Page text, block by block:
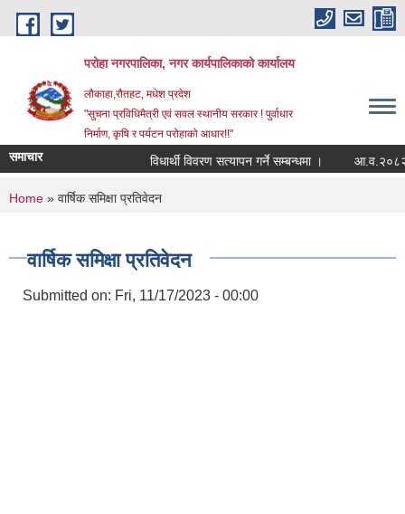
Skip to main content
परोहा नगरपालिका, नगर कार्यपालिकाको कार्यालय
लौकाहा,रौतहट, मधेश प्रदेश
"सुचना प्रविधिमैत्री एवं सवल स्थानीय सरकार ! पुर्वाधार
निर्माण, कृषि र पर्यटन परोहाको आधार!!"
समाचार विधार्थी विवरण सत्यापन गर्ने सम्बन्धमा ।
You are here
Home » वार्षिक समिक्षा प्रतिवेदन
वार्षिक समिक्षा प्रतिवेदन
Submitted on: Fri, 11/17/2023 - 00:00